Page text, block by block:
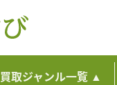
買取ジャンル一覧